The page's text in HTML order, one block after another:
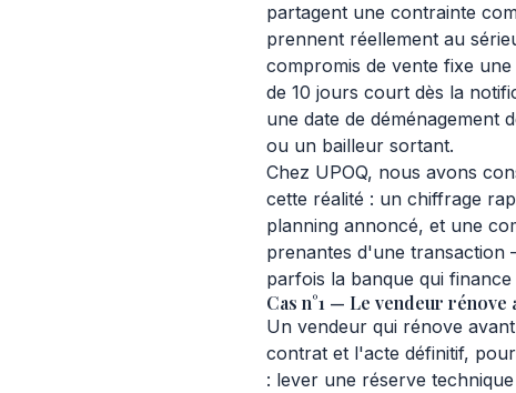
partagent une contrainte
prennent réellement au
compromis de vente fixe
de 10 jours court dès la
une date de déménagement
ou un bailleur sortant.
Chez UPOQ, nous avons
cette réalité : un chiffrage
planning annoncé, et une
prenantes d'une transaction
parfois la banque qui
Cas n°1 — Le vendeur rénove
Un vendeur qui rénove
contrat et l'acte définitif,
: lever une réserve